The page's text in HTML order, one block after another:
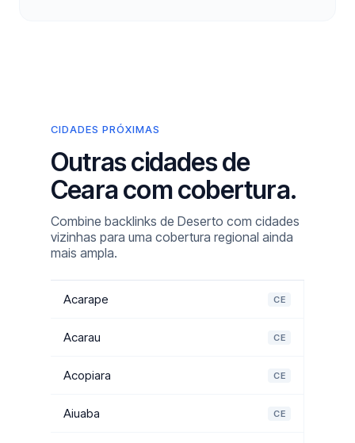
CIDADES PRÓXIMAS
Outras cidades de
Ceara com cobertura.
Combine backlinks de Deserto com cidades
vizinhas para uma cobertura regional ainda
mais ampla.
Acarape CE
Acarau CE
Acopiara CE
Aiuaba CE